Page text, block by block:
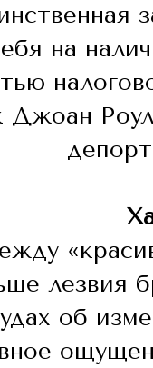
на
Джоан
лезвия
об